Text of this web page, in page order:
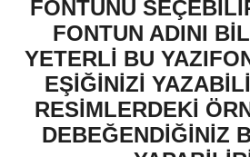
FONTUNU
FONTUN ADINI
YETERLİ BU
EŞİĞİNİZİ
RESİMLERDEKİ
DEBEĞENDİĞİNİZ